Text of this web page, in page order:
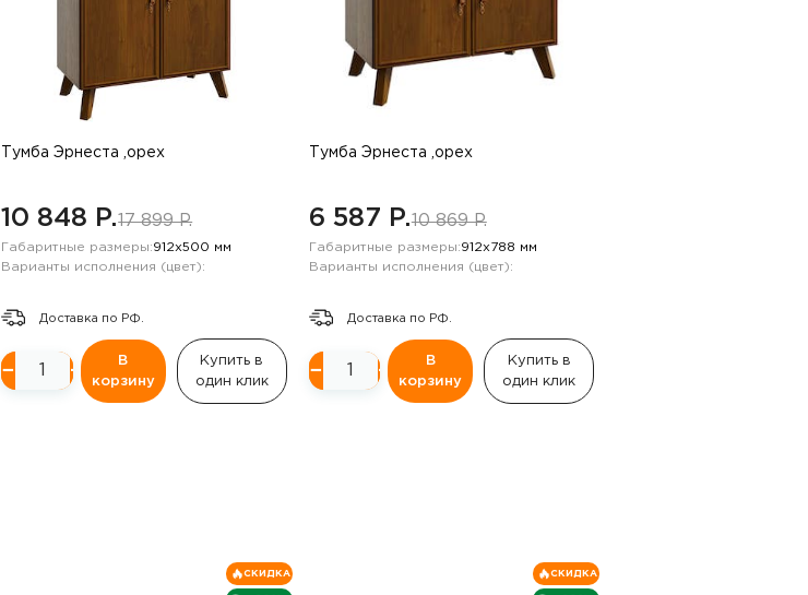
Тумба Эрнеста ,орех
10 848 P.17 899 P.
Габаритные размеры:912х500 мм
Варианты исполнения (цвет):
Доставка по РФ.
− +
В
корзину
Купить в
один клик
Тумба Эрнеста ,орех
6 587 P.10 869 P.
Габаритные размеры:912х788 мм
Варианты исполнения (цвет):
Доставка по РФ.
− +
В
корзину
Купить в
один клик
СКИДКА СКИДКА